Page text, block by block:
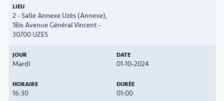
2 - Salle Annexe Uzès (Annexe),
1Bis Avenue Général Vincent -
30700 UZES
Mardi 01-10-2024
16:30 01:00